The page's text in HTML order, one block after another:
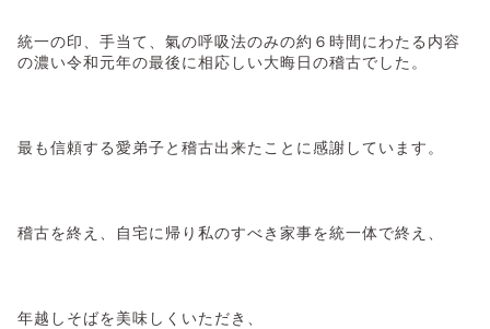
統一の印、手当て、氣の呼吸法のみの約６時間にわたる内容
の濃い令和元年の最後に相応しい大晦日の稽古でした。
最も信頼する愛弟子と稽古出来たことに感謝しています。
稽古を終え、自宅に帰り私のすべき家事を統一体で終え、
年越しそばを美味しくいただき、